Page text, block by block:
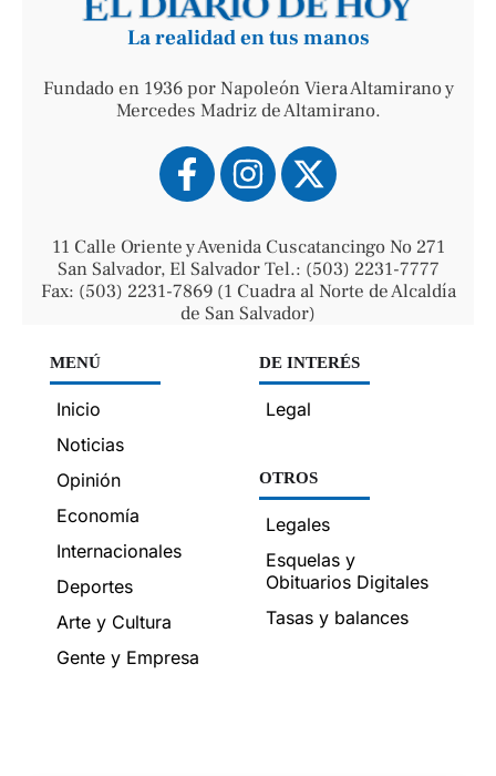
La realidad en tus manos
Fundado en 1936 por Napoleón Viera Altamirano y
Mercedes Madriz de Altamirano.
11 Calle Oriente y Avenida Cuscatancingo No 271
San Salvador, El Salvador Tel.: (503) 2231-7777
Fax: (503) 2231-7869 (1 Cuadra al Norte de Alcaldía
de San Salvador)
MENÚ
Inicio
Noticias
Opinión
Economía
Internacionales
Deportes
Arte y Cultura
Gente y Empresa
DE INTERÉS
Legal
OTROS
Legales
Esquelas y
Obituarios Digitales
Tasas y balances